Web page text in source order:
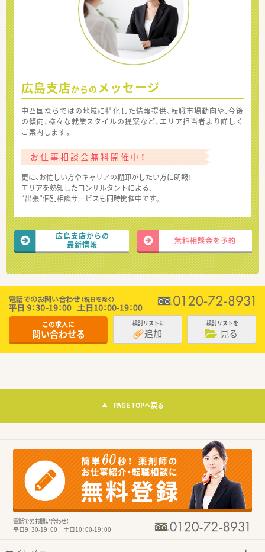
広島支店からの メッセージ
中四国ならではの地域に特化した情報提供、転職市場動向や、今後
の傾向、様々な就業スタイルの提案など、エリア担当者より詳しく
ご案内します。
お仕事相談会無料開催中！
更に、お忙しい方やキャリアの棚卸がしたい方に朗報!
エリアを熟知したコンサルタントによる、
“出張”個別相談サービスも同時開催中です。
広島支店からの
最新情報
無料相談会を予約
この求人に
問い合わせる
検討リストに
追加
検討リストを
見る
PAGE TOPへ戻る
電話でのお問い合わせ：
平日9：30-19：00 土日10：00-19：00